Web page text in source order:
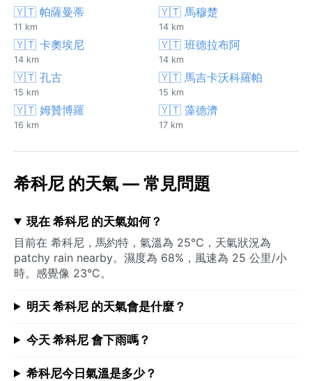
🇾🇹 帕薩曼蒂
11 km
🇾🇹 馬穆楚
14 km
🇾🇹 卡奧埃尼
14 km
🇾🇹 班德拉布阿
14 km
🇾🇹 孔古
15 km
🇾🇹 馬吉卡沃科羅帕
15 km
🇾🇹 姆贊博羅
16 km
🇾🇹 藻德濟
17 km
希科尼 的天氣 — 常見問題
現在 希科尼 的天氣如何？
目前在 希科尼，馬約特，氣溫為 25°C，天氣狀況為
patchy rain nearby。濕度為 68%，風速為 25 公里/小
時。感覺像 23°C。
明天 希科尼 的天氣會是什麼？
今天 希科尼 會下雨嗎？
希科尼今日氣溫是多少？